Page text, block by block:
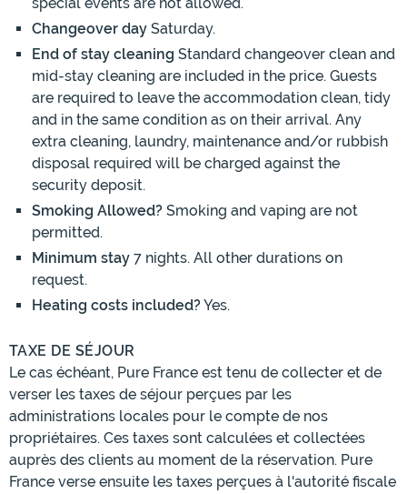
special events are not allowed.
Changeover day Saturday.
End of stay cleaning Standard changeover clean and
mid-stay cleaning are included in the price. Guests
are required to leave the accommodation clean, tidy
and in the same condition as on their arrival. Any
extra cleaning, laundry, maintenance and/or rubbish
disposal required will be charged against the
security deposit.
Smoking Allowed? Smoking and vaping are not
permitted.
Minimum stay 7 nights. All other durations on
request.
Heating costs included?Yes.
TAXE DE SÉJOUR
Le cas échéant, Pure France est tenu de collecter et de
verser les taxes de séjour perçues par les
administrations locales pour le compte de nos
propriétaires. Ces taxes sont calculées et collectées
auprès des clients au moment de la réservation. Pure
France verse ensuite les taxes perçues à l'autorité fiscale